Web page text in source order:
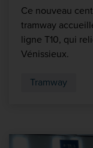
Ce nouveau
tramway
ligne T10, qui
Vénissieux.
Tramway